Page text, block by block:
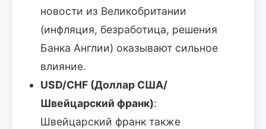
новости из Великобритании
(инфляция, безработица, решения
Банка Англии) оказывают сильное
влияние.
USD/CHF (Доллар США/
Швейцарский франк):
Швейцарский франк также